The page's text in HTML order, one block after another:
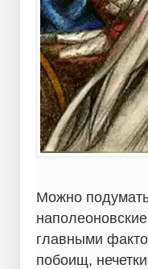
Можно
главными
побоищ,